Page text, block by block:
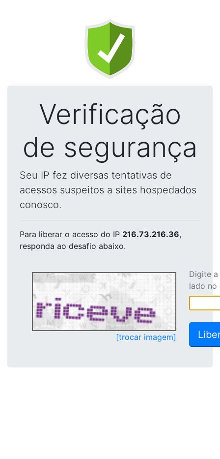
Verificação
de segurança
Seu IP fez diversas tentativas de
acessos suspeitos a sites hospedados
conosco.
Para liberar o acesso do IP 216.73.216.36,
responda ao desafio abaixo.
[trocar imagem]
Digite
lado no